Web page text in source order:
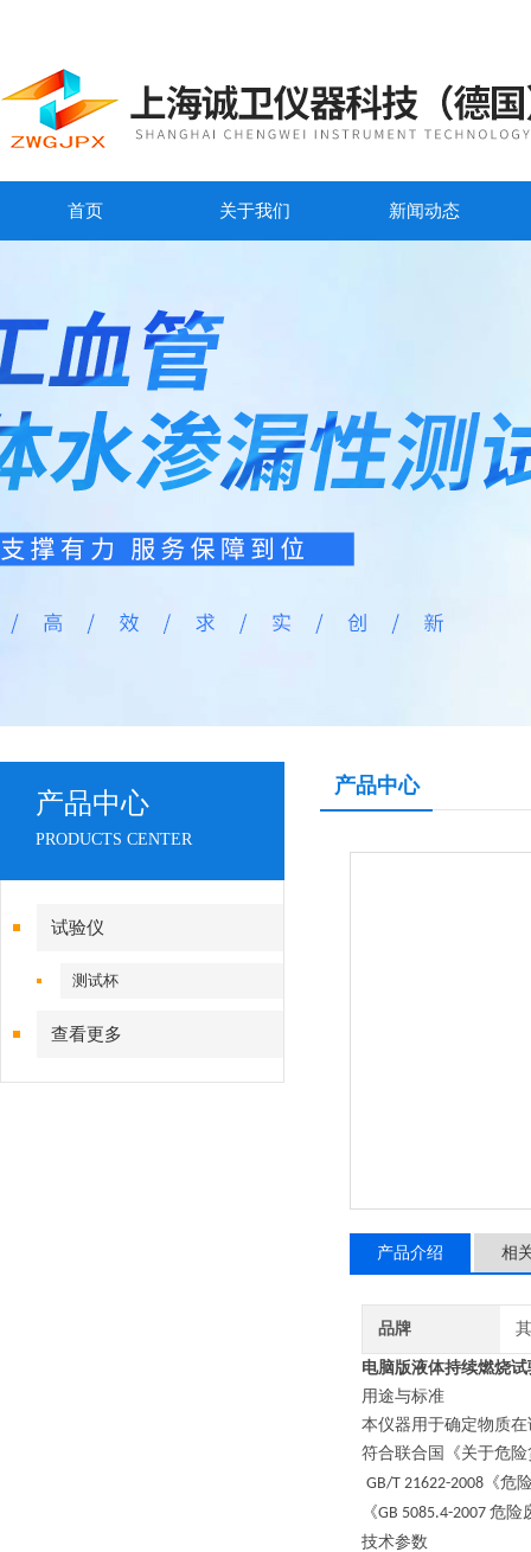
首页 关于我们 新闻动态
产品中心
PRODUCTS CENTER
试验仪
测试杯
查看更多
产品中心
产品介绍 相
品牌
电脑版液体持续燃烧试
用途与标准
本仪器用于确定物质
符合联合国《关于危
GB/T 21622-2008 《危
《GB 5085.4-2007 危险
技术参数